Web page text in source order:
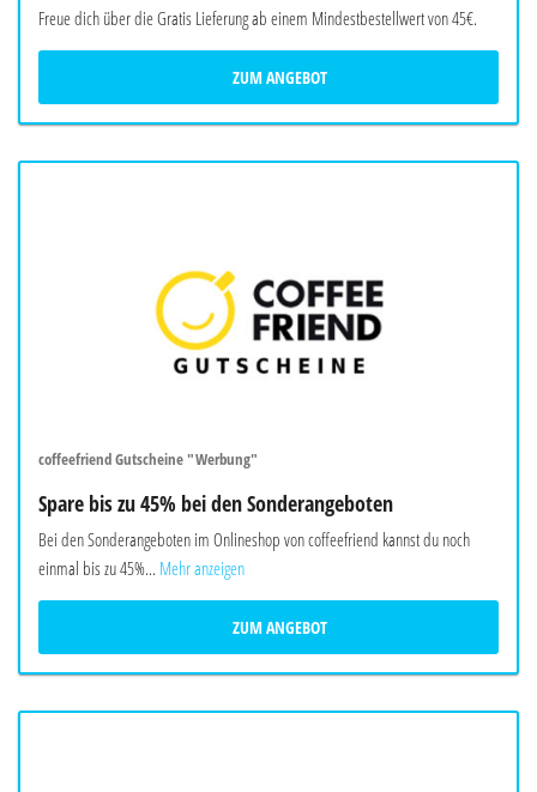
Freue dich über die Gratis Lieferung ab einem Mindestbestellwert von 45€.
ZUM ANGEBOT
coffeefriend Gutscheine "Werbung"
Spare bis zu 45% bei den Sonderangeboten
Bei den Sonderangeboten im Onlineshop von coffeefriend kannst du noch
einmal bis zu 45%... Mehr anzeigen
ZUM ANGEBOT